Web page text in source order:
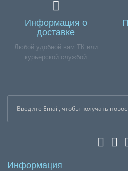
Информация о
доставке
Любой удобной вам ТК или
курьерской службой
Информация